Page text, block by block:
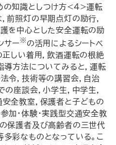
の知識としつけ方<4>運転
前照灯の早期点灯の励行，
を中心とした安全運転の励
サー※ の活用によるシートベ
正しい着用，飲酒運転の根絶
導方法についてみると，運転
令，技術等の講習会，自治
座談会，小学生，中学生，
全教室，保護者と子どもの
加・体験・実践型交通安全教
保護者及び高齢者の三世代
彩なものとなっている。こ